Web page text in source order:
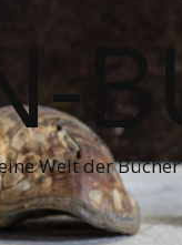
Welt der Bücher